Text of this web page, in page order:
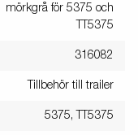
mörkgrå för 5375 och
TT5375
316082
Tillbehör till trailer
5375, TT5375